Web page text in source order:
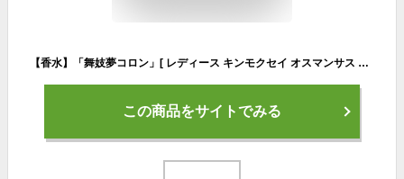
【香水】「舞妓夢コロン」[ レディース キンモクセイ オスマンサス 香水 フレグランス fragrance 金木犀 桜 さくら 梔子 くちなし バレンタイン プレゼント ギフト 京都限定 ]qk03
この商品をサイトでみる